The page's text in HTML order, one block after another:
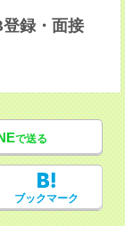
録・面接
で送る
ブックマーク